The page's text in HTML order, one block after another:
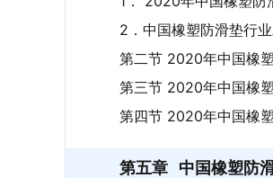
2．中国橡塑防滑垫行
第二节 2020年中国橡
第三节 2020年中国橡
第四节 2020年中国橡
第五章 中国橡塑防